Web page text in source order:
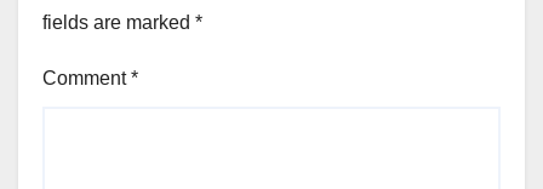
fields are marked *
Comment*